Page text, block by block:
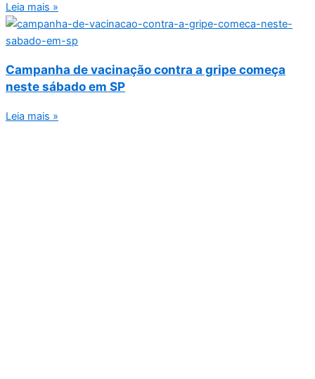
Leia mais »
Campanha de vacinação contra a gripe começa
neste sábado em SP
Leia mais »